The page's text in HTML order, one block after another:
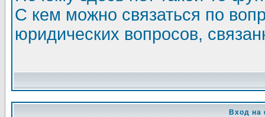
С кем можно связаться по
юридических вопросов,
Вход на